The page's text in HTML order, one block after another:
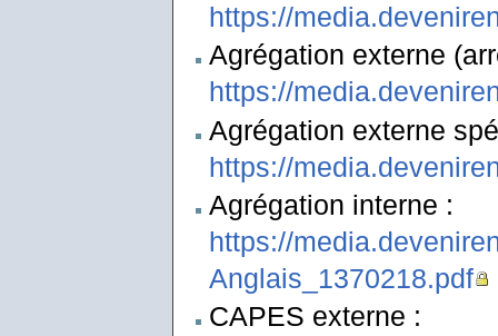
https://
Agrégation externe
https://
Agrégation externe
https://
Agrégation interne :
https://
Anglais_1370218.pdf
CAPES externe :